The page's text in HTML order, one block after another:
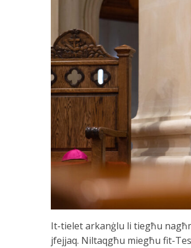
It-tielet arkanġlu li tiegħu
jfejjaq. Niltaqgħu miegħu fit-